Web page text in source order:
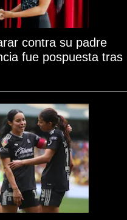
contra su padre
fue pospuesta tras